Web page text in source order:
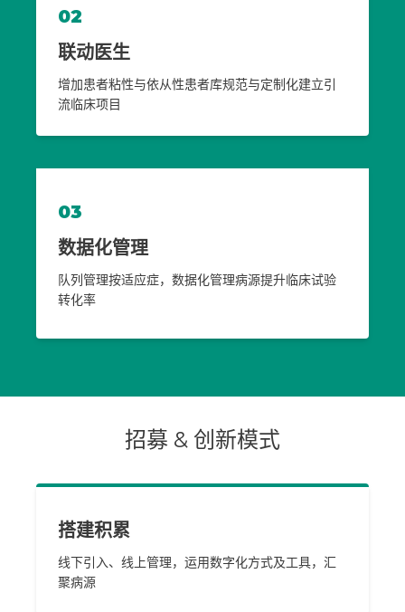
02
联动医生
增加患者粘性与依从性患者库规范与定制化建立引
流临床项目
03
数据化管理
队列管理按适应症，数据化管理病源提升临床试验
转化率
招募 & 创新模式
搭建积累
线下引入、线上管理，运用数字化方式及工具，汇
聚病源